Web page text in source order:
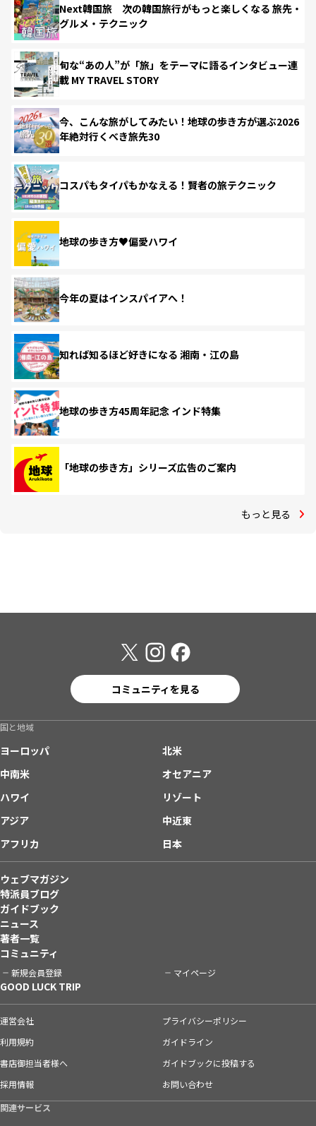
Next韓国旅 次の韓国旅行がもっと楽しくなる 旅先・
グルメ・テクニック
旬な“あの人”が「旅」をテーマに語るインタビュー連
載 MY TRAVEL STORY
今、こんな旅がしてみたい！地球の歩き方が選ぶ2026
年絶対行くべき旅先30
コスパもタイパもかなえる！賢者の旅テクニック
地球の歩き方♥偏愛ハワイ
今年の夏はインスパイアへ！
知れば知るほど好きになる 湘南・江の島
地球の歩き方45周年記念 インド特集
「地球の歩き方」シリーズ広告のご案内
もっと見る
コミュニティを見る
国と地域
ヨーロッパ
北米
中南米
オセアニア
ハワイ
リゾート
アジア
中近東
アフリカ
日本
ウェブマガジン
特派員ブログ
ガイドブック
ニュース
著者一覧
コミュニティ
新規会員登録 マイページ
GOOD LUCK TRIP
運営会社
プライバシーポリシー
利用規約
ガイドライン
書店御担当者様へ
ガイドブックに投稿する
採用情報
お問い合わせ
関連サービス